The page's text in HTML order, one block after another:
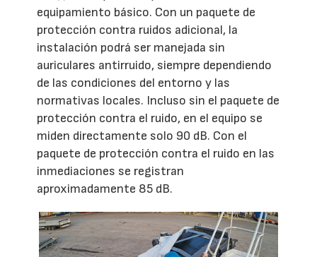
equipamiento básico. Con un paquete de
protección contra ruidos adicional, la
instalación podrá ser manejada sin
auriculares antirruido, siempre dependiendo
de las condiciones del entorno y las
normativas locales. Incluso sin el paquete de
protección contra el ruido, en el equipo se
miden directamente solo 90 dB. Con el
paquete de protección contra el ruido en las
inmediaciones se registran
aproximadamente 85 dB.